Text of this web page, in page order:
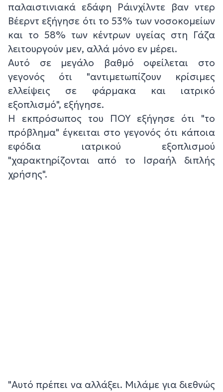
παλαιστινιακά εδάφη Ράινχίλντε βαν ντερ
Βέερντ εξήγησε ότι το 53% των νοσοκομείων
και το 58% των κέντρων υγείας στη Γάζα
λειτουργούν μεν, αλλά μόνο εν μέρει.
Αυτό σε μεγάλο βαθμό οφείλεται στο
γεγονός ότι "αντιμετωπίζουν κρίσιμες
ελλείψεις σε φάρμακα και ιατρικό
εξοπλισμό", εξήγησε.
Η εκπρόσωπος του ΠΟΥ εξήγησε ότι "το
πρόβλημα" έγκειται στο γεγονός ότι κάποια
εφόδια ιατρικού εξοπλισμού
"χαρακτηρίζονται από το Ισραήλ διπλής
χρήσης".
"Αυτό πρέπει να αλλάξει. Μιλάμε για διεθνώς